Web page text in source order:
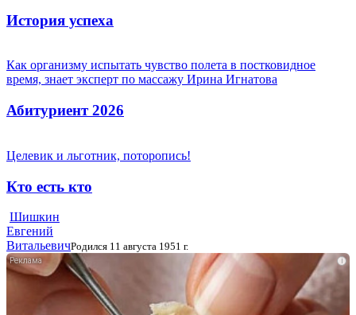
История успеха
Как организму испытать чувство полета в постковидное
время, знает эксперт по массажу Ирина Игнатова
Абитуриент 2026
Целевик и льготник, поторопись!
Кто есть кто
Шишкин
Евгений
ВитальевичРодился 11 августа 1951 г.
i